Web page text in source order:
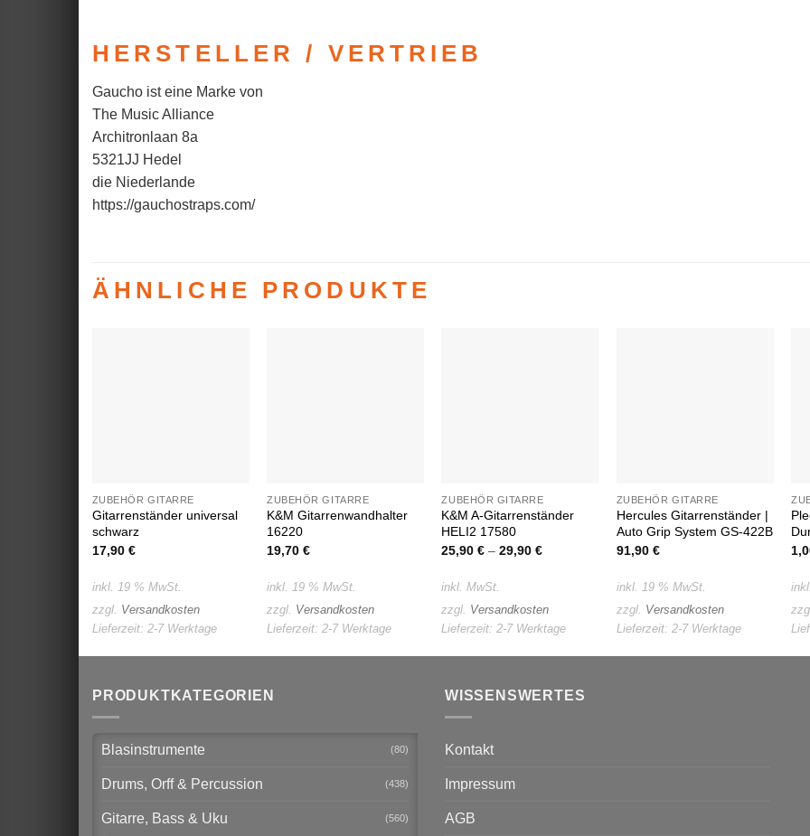
HERSTELLER / VERTRIEB
Gaucho ist eine Marke von
The Music Alliance
Architronlaan 8a
5321JJ Hedel
die Niederlande
https://gauchostraps.com/
ÄHNLICHE PRODUKTE
ZUBEHÖR GITARRE
Gitarrenständer universal
schwarz
17,90 €
inkl. 19 % MwSt.
zzgl. Versandkosten
Lieferzeit: 2-7 Werktage
ZUBEHÖR GITARRE
K&M Gitarrenwandhalter
16220
19,70€
inkl. 19 % MwSt.
zzgl. Versandkosten
Lieferzeit:2-7 Werktage
ZUBEHÖR GITARRE
K&M A-Gitarrenständer
HELI2 17580
25,90€ –29,90€
inkl. MwSt.
zzgl. Versandkosten
Lieferzeit:2-7 Werktage
ZUBEHÖR GITARRE
Hercules Gitarrenständer |
Auto Grip System GS-422B
91,90 €
inkl. 19 % MwSt.
zzgl. Versandkosten
Lieferzeit: 2-7 Werktage
PRODUKTKATEGORIEN
Blasinstrumente (80)
Drums, Orff & Percussion (438)
Gitarre, Bass & Uku (560)
WISSENSWERTES
Kontakt
Impressum
AGB